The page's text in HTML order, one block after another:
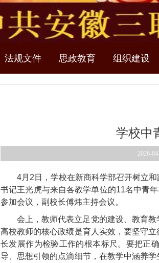
法规文件 思政教育 组织建设
学校中
4月2日，学校在新商科学部召开树立
书记王光虎与来自各教学单位的11名中青
参加会议，副校长傅炜主持会议。
会上，教师代表立足党的建设、教育
高校教师的核心政绩是育人实效，要坚守
长发展作为检验工作的根本标尺。要把正
导、思想引领的点滴细节，在教学中涵养